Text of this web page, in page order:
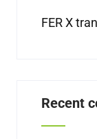
FER X
Recent